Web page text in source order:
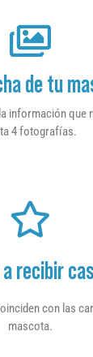
de tu
información que
4 fotografías.
a recibir
con las
mascota.